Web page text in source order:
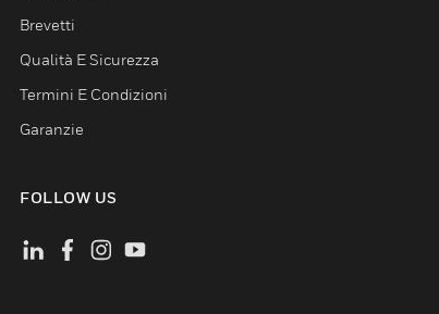
Brevetti
Qualità E Sicurezza
Termini E Condizioni
Garanzie
FOLLOW US